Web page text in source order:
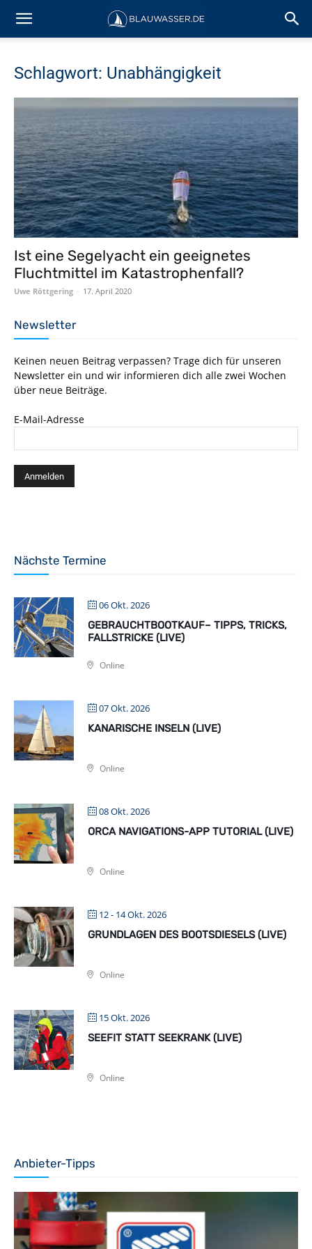
Schlagwort: Unabhängigkeit
Ist eine Segelyacht ein geeignetes
Fluchtmittel im Katastrophenfall?
Uwe Röttgering - 17. April 2020
Newsletter
Keinen neuen Beitrag verpassen? Trage dich für unseren
Newsletter ein und wir informieren dich alle zwei Wochen
über neue Beiträge.
E-Mail-Adresse
Nächste Termine
06 Okt. 2026
GEBRAUCHTBOOTKAUF– TIPPS, TRICKS,
FALLSTRICKE (LIVE)
Online
07 Okt. 2026
KANARISCHE INSELN (LIVE)
Online
08 Okt. 2026
ORCA NAVIGATIONS-APP TUTORIAL (LIVE)
Online
12 - 14 Okt. 2026
GRUNDLAGEN DES BOOTSDIESELS (LIVE)
Online
15 Okt. 2026
SEEFIT STATT SEEKRANK (LIVE)
Online
Anbieter-Tipps